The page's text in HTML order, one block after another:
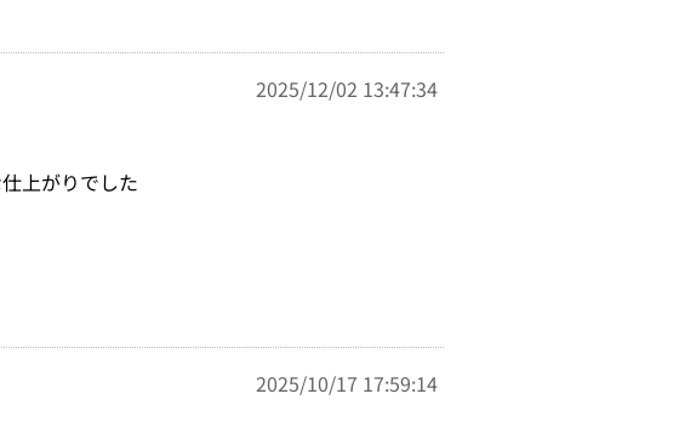
2025/12/02 13:47:34
上がりでした
2025/10/17 17:59:14